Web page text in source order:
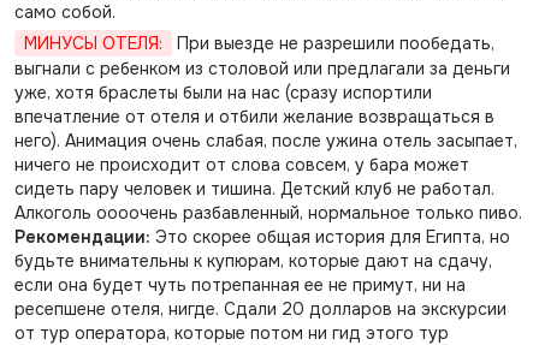
само собой.
МИНУСЫ ОТЕЛЯ:
При выезде не разрешили пообедать,
выгнали с ребенком из столовой или предлагали за деньги
уже, хотя браслеты были на нас (сразу испортили
впечатление от отеля и отбили желание возвращаться в
него). Анимация очень слабая, после ужина отель засыпает,
ничего не происходит от слова совсем, у бара может
сидеть пару человек и тишина. Детский клуб не работал.
Алкоголь оооочень разбавленный, нормальное только пиво.
Рекомендации: Это скорее общая история для Египта, но
будьте внимательны к купюрам, которые дают на сдачу,
если она будет чуть потрепанная ее не примут, ни на
ресепшене отеля, нигде. Сдали 20 долларов на экскурсии
от тур оператора, которые потом ни гид этого тур